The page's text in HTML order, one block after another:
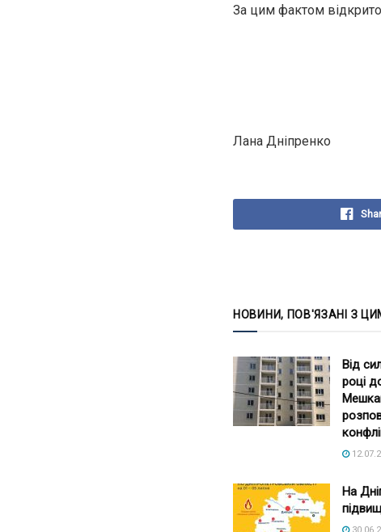
За цим фактом
Лана Дніпренко
НОВИНИ, ПОВ'ЯЗАНІ З
Від
році
На